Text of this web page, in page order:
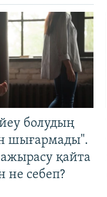
болудың
шығармады".
қайта
не себеп?